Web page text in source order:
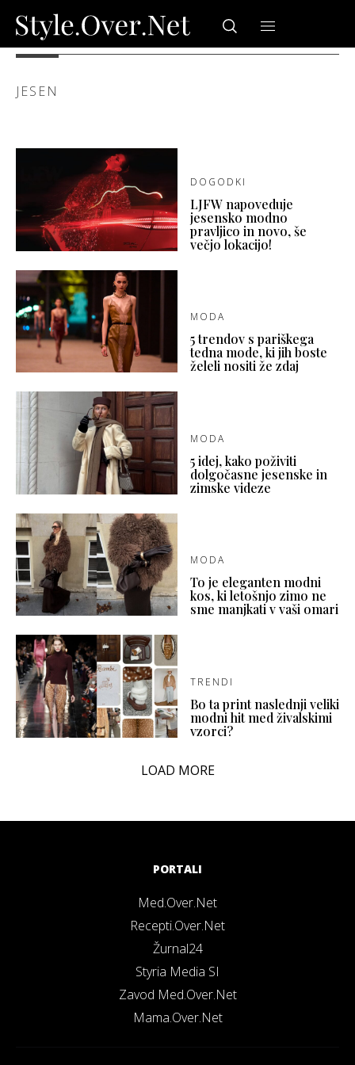
JESEN
DOGODKI
LJFW napoveduje
jesensko modno
pravljico in novo, še
večjo lokacijo!
MODA
5 trendov s pariškega
tedna mode, ki jih boste
želeli nositi že zdaj
MODA
5 idej, kako poživiti
dolgočasne jesenske in
zimske videze
MODA
To je eleganten modni
kos, ki letošnjo zimo ne
sme manjkati v vaši omari
TRENDI
Bo ta print naslednji veliki
modni hit med živalskimi
vzorci?
LOAD MORE
PORTALI
Med.Over.Net
Recepti.Over.Net
Žurnal24
Styria Media SI
Zavod Med.Over.Net
Mama.Over.Net